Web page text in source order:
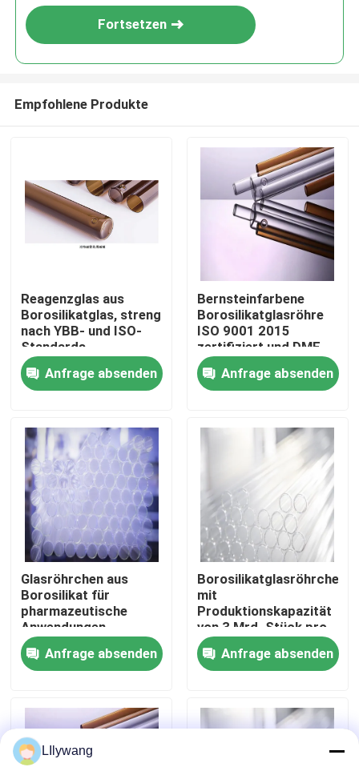
Zu Hause
Produkte
Werksbesichtigung
Qualitätskontrolle
Kontakt mit uns
Neuigkeiten
blog
Fläschchen aus Borosilikatglas
Röhrenglasphiolen
Fortsetzen
Empfohlene Produkte
Reagenzglas aus
Borosilikatglas, streng
nach YBB- und ISO-
Standards
Anfrage absenden
Bernsteinfarbene
Borosilikatglasröhre
ISO 9001 2015
zertifiziert und DMF-
Nr. 28775 konform für
industrielle
Anwendungen
Anfrage absenden
Glasröhrchen aus
Borosilikat für
pharmazeutische
Anwendungen
Anfrage absenden
Borosilikatglasröhrchen
mit
Produktionskapazität
von 3 Mrd. Stück pro
Jahr DMF NO 28775
Anfrage absenden
LIlywang